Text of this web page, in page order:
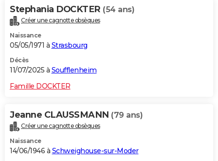
Stephania DOCKTER (54 ans)
Créer une cagnotte obsèques
Naissance
05/05/1971 à Strasbourg
Décès
11/07/2025 à Soufflenheim
Famille DOCKTER
Jeanne CLAUSSMANN (79 ans)
Créer une cagnotte obsèques
Naissance
14/06/1946 à Schweighouse-sur-Moder